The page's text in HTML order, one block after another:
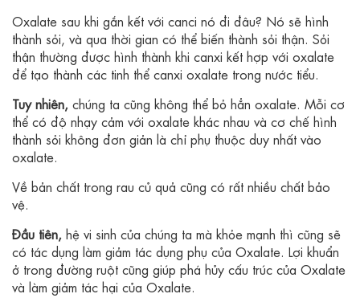
Oxalate sau khi gắn kết với canci nó đi đâu? Nó sẽ hình
thành sỏi, và qua thời gian có thể biến thành sỏi thận. Sỏi
thận thường được hình thành khi canxi kết hợp với oxalate
để tạo thành các tinh thể canxi oxalate trong nước tiểu.
Tuy nhiên, chúng ta cũng không thể bỏ hẳn oxalate. Mỗi cơ
thể có độ nhạy cảm với oxalate khác nhau và cơ chế hình
thành sỏi không đơn giản là chỉ phụ thuộc duy nhất vào
oxalate.
Về bản chất trong rau củ quả cũng có rất nhiều chất bảo
vệ.
Đầu tiên, hệ vi sinh của chúng ta mà khỏe mạnh thì cũng sẽ
có tác dụng làm giảm tác dụng phụ của Oxalate. Lợi khuẩn
ở trong đường ruột cũng giúp phá hủy cấu trúc của Oxalate
và làm giảm tác hại của Oxalate.